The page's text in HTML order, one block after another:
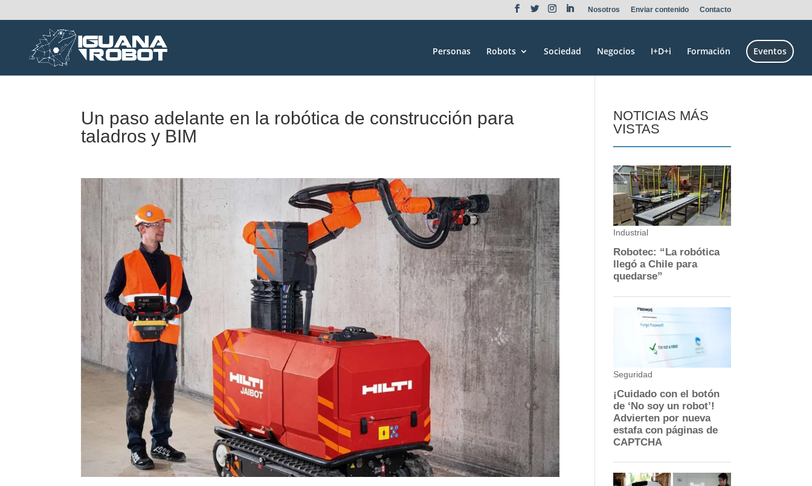
Nosotros Enviar contenido Contacto
Personas Robots Sociedad Negocios I+D+i Formación Eventos
Un paso adelante en la robótica de construcción para
taladros y BIM
NOTICIAS MÁS
VISTAS